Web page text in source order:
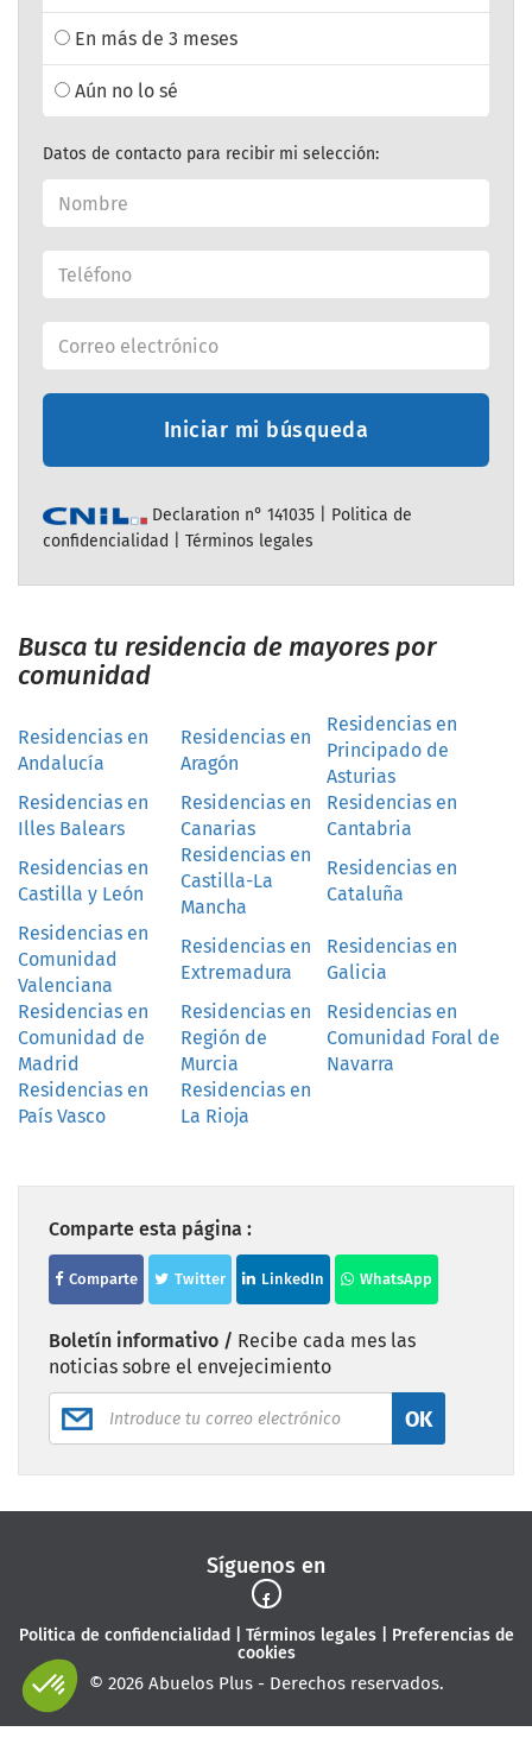
En más de 3 meses
Aún no lo sé
Datos de contacto para recibir mi selección:
Iniciar mi búsqueda
Declaration n° 141035 | Politica de
confidencialidad
Términos legales
Busca tu residencia de mayores por
comunidad
Residencias en
Andalucía
Residencias en
Aragón
Residencias en
Principado de
Asturias
Residencias en
Illes Balears
Residencias en
Canarias
Residencias en
Cantabria
Residencias en
Castilla y León
Residencias en
Castilla-La
Mancha
Residencias en
Cataluña
Residencias en
Comunidad
Valenciana
Residencias en
Extremadura
Residencias en
Galicia
Residencias en
Comunidad de
Madrid
Residencias en
Región de
Murcia
Residencias en
Comunidad Foral de
Navarra
Residencias en
País Vasco
Residencias en
La Rioja
Comparte esta página :
Comparte Twitter LinkedIn WhatsApp
Boletín informativo / Recibe cada mes las
noticias sobre el envejecimiento
OK
Síguenos en
Politica de confidencialidad| Términos legales| Preferencias de
cookies
© 2026 Abuelos Plus - Derechos reservados.